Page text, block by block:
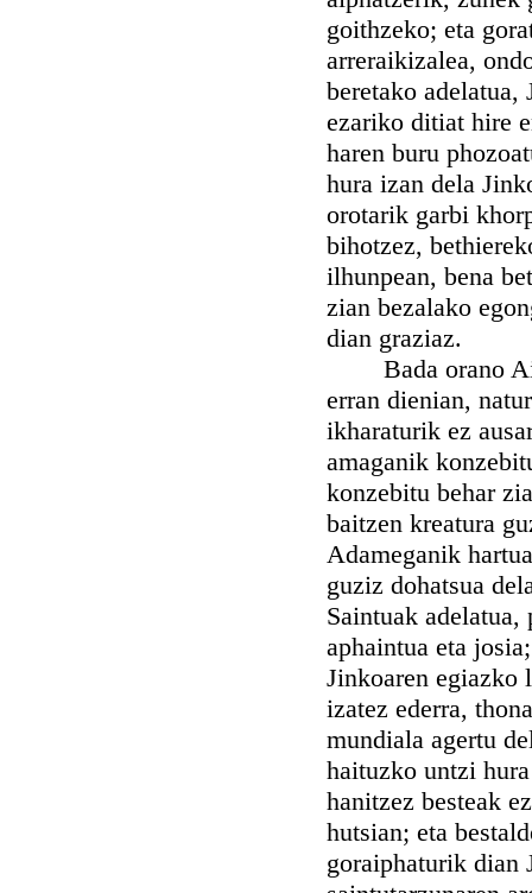
goithzeko; eta
arreraikizalea,
beretako
ezariko ditiat hire
haren buru
hura izan dela
orotarik garbi
bihotzez,
ilhunpean, bena
zian bezalako
dian graziaz.
Bada orano
erran dienian,
ikharaturik ez
amaganik
konzebitu behar
baitzen kreatura
Adameganik
guziz dohatsua
Saintuak
aphaintua eta
Jinkoaren egiazko
izatez ederra,
mundiala agertu
haituzko untzi
hanitzez besteak
hutsian; eta
goraiphaturik dian